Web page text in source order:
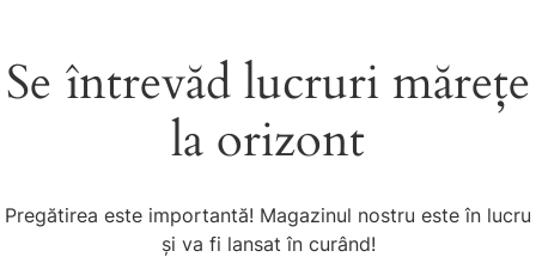
Se întrevăd lucruri mărețe
la orizont
Pregătirea este importantă! Magazinul nostru este în lucru
și va fi lansat în curând!